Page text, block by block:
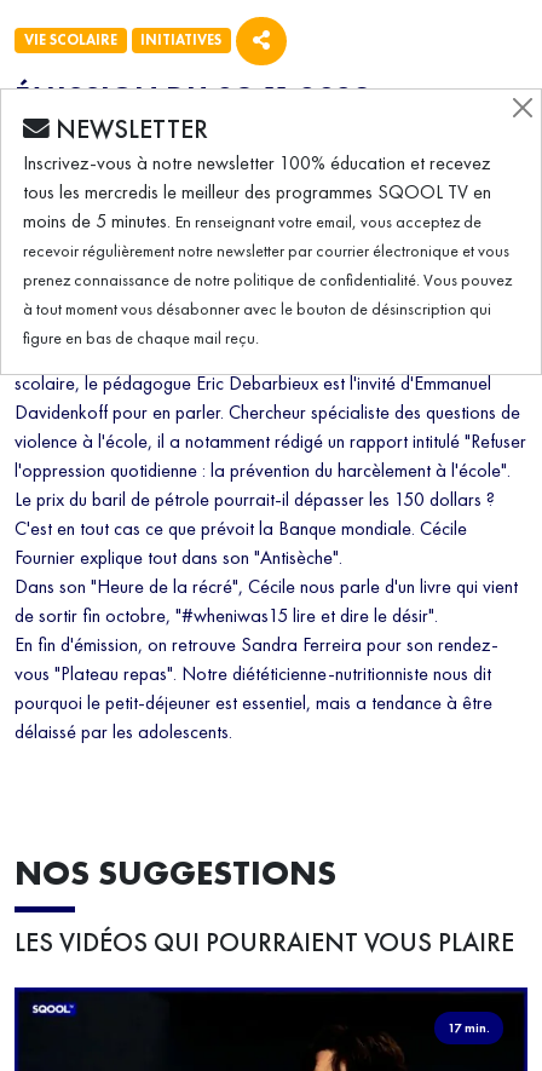
ÉMISSION DU 09.11.2023
La Quotidienne (09/11/2023) – C'est la
Journée nationale contre le harcèlement
scolaire
À l'occasion de la Journée nationale de lutte contre le harcèlement
scolaire, le pédagogue Éric Debarbieux est l'invité d'Emmanuel
Davidenkoff pour en parler. Chercheur spécialiste des questions de
violence à l'école, il a notamment rédigé un rapport intitulé "Refuser
l'oppression quotidienne : la prévention du harcèlement à l'école".
Le prix du baril de pétrole pourrait-il dépasser les 150 dollars ?
C'est en tout cas ce que prévoit la Banque mondiale. Cécile
Fournier explique tout dans son "Antisèche".
Dans son "Heure de la récré", Cécile nous parle d'un livre qui vient
de sortir fin octobre, "#wheniwas15 lire et dire le désir".
En fin d'émission, on retrouve Sandra Ferreira pour son rendez-
vous "Plateau repas". Notre diététicienne-nutritionniste nous dit
pourquoi le petit-déjeuner est essentiel, mais a tendance à être
délaissé par les adolescents.
VIE SCOLAIRE INITIATIVES
NOS SUGGESTIONS
LES VIDÉOS QUI POURRAIENT VOUS PLAIRE
17 min.
NEWSLETTER
Inscrivez-vous à notre newsletter 100% éducation et recevez
tous les mercredis le meilleur des programmes SQOOL TV en
moins de 5 minutes. En renseignant votre email, vous acceptez de
recevoir régulièrement notre newsletter par courrier électronique et vous
prenez connaissance de notre politique de confidentialité. Vous pouvez
à tout moment vous désabonner avec le bouton de désinscription qui
figure en bas de chaque mail reçu.